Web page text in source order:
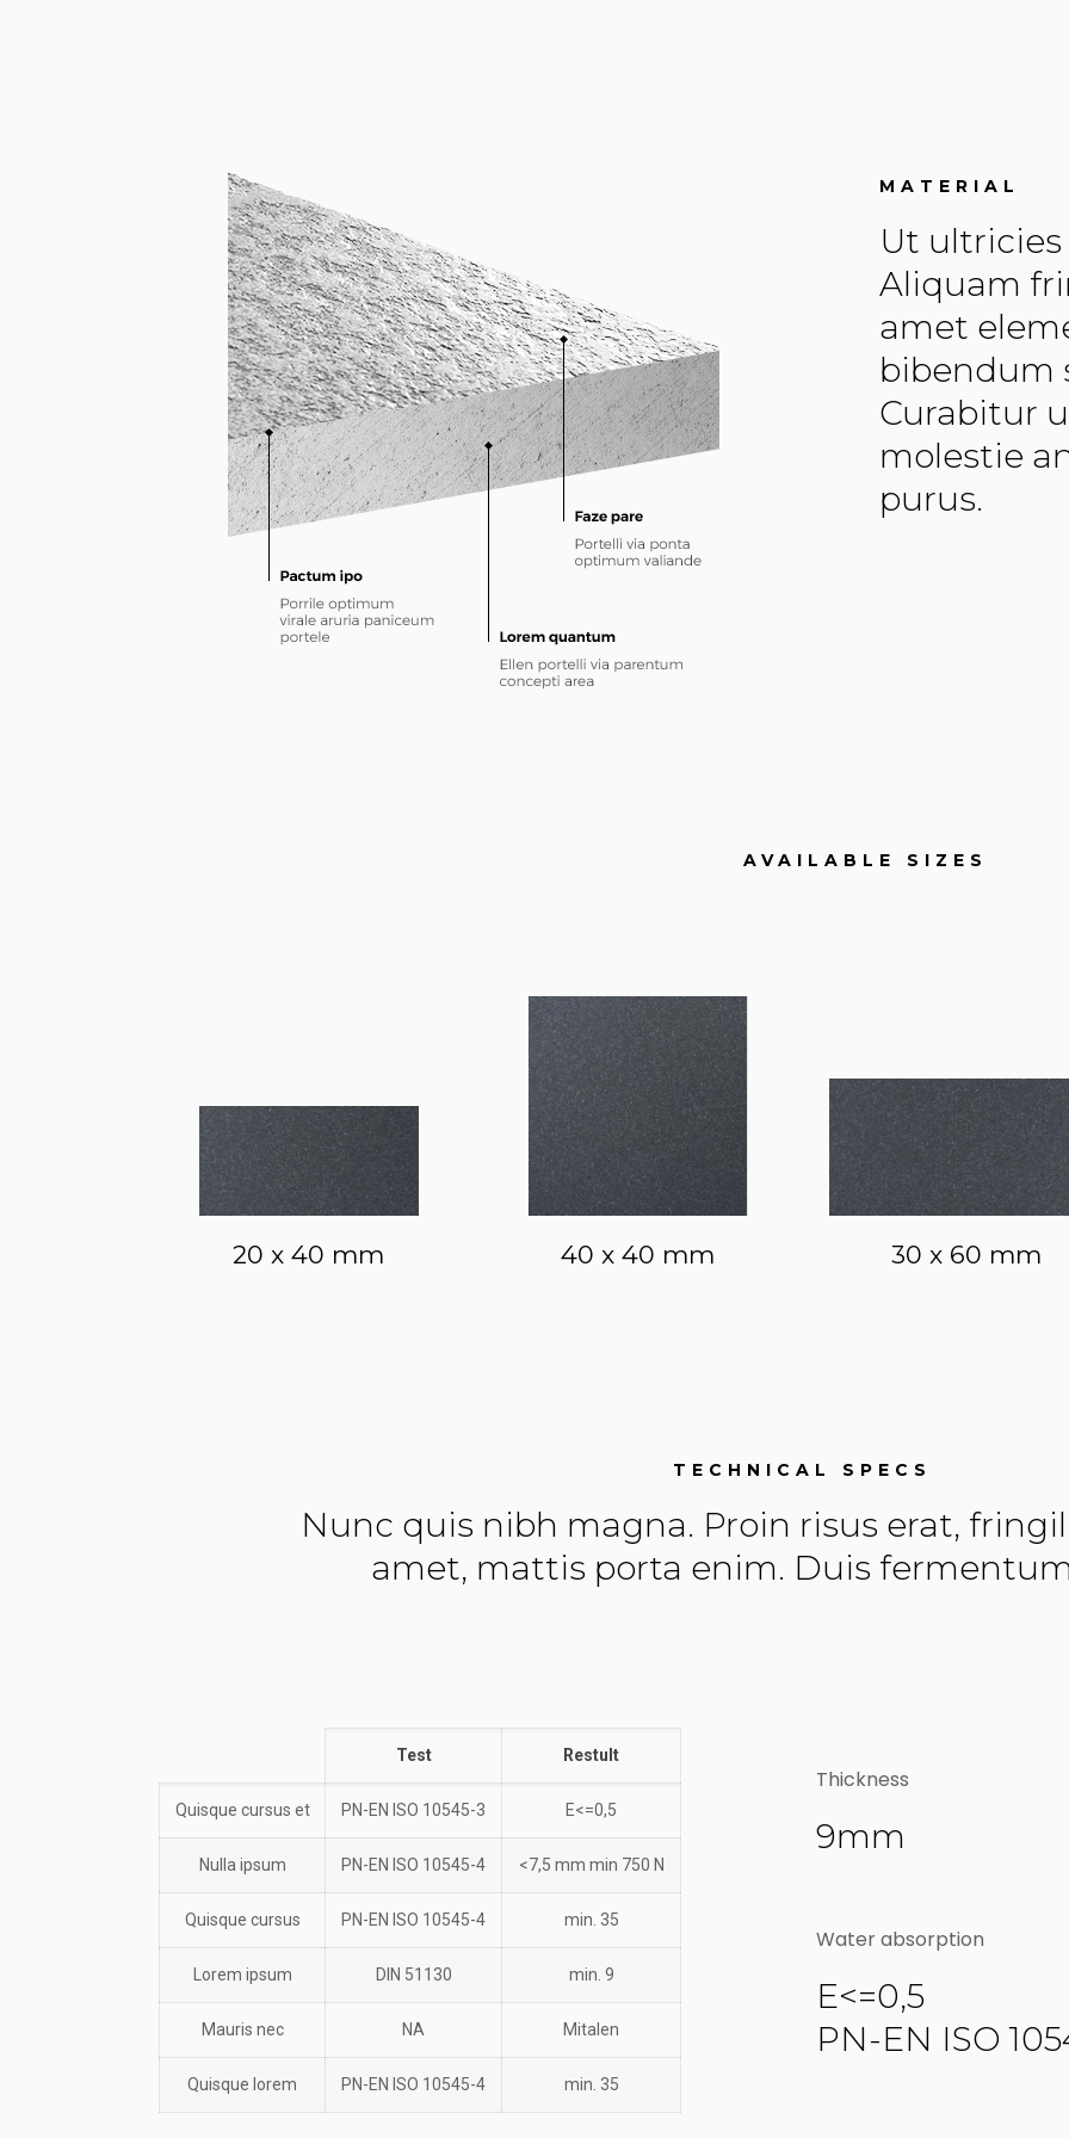
MATERIAL
Ut
Aliquam
amet
bibendum
Curabitur
molestie
purus.
AVAILABLE SIZES
20 x 40 mm 40 x 40 mm 30 x 60 mm
TECHNICAL SPECS
Nunc quis nibh magna. Proin risus erat,
amet, mattis porta enim. Duis
Test Restult
Quisque cursus et PN-EN ISO 10545-3 E<=0,5
Nulla ipsum PN-EN ISO 10545-4 <7,5 mm min 750 N
Quisque cursus PN-EN ISO 10545-4 min. 35
Lorem ipsum DIN 51130 min. 9
Mauris nec NA Mitalen
Quisque lorem PN-EN ISO 10545-4 min. 35
Thickness
9mm
Water absorption
E<=0,5
PN-EN ISO